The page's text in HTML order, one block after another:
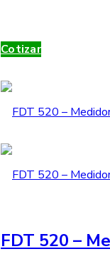
Cotizar
FDT 520 –